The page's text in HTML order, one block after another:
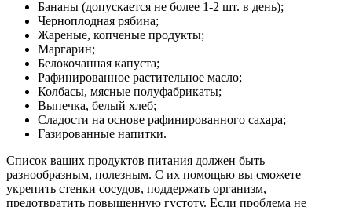
Бананы (допускается не более 1-2 шт. в день);
Черноплодная рябина;
Жареные, копченые продукты;
Маргарин;
Белокочанная капуста;
Рафинированное растительное масло;
Колбасы, мясные полуфабрикаты;
Выпечка, белый хлеб;
Сладости на основе рафинированного сахара;
Газированные напитки.
Список ваших продуктов питания должен быть
разнообразным, полезным. С их помощью вы сможете
укрепить стенки сосудов, поддержать организм,
предотвратить повышенную густоту. Если проблема не